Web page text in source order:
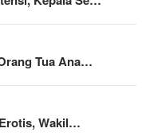
Tua Ana…
Wakil…